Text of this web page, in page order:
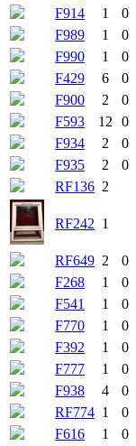
F914
1 0
F989
1 0
F990
1 0
F429
6 0
F900
2 0
F593
12 0
F934
2 0
F935
2 0
RF136 2
RF242 1
RF649 2 0
F268
1 0
F541
1 0
F770
1 0
F392
1 0
F777
1 0
F938
4 0
RF774 1 0
F616
1 0